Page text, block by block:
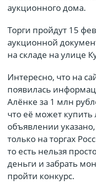
аукционного дома.
Торги пройдут 15
аукционной
на складе на улице
Интересно, что на
появилась
Алёнке за 1 млн
что её может
объявлении
только на торгах
то есть нельзя
деньги и забрать
пройти конкурс.